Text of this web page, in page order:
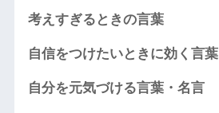
考えすぎるときの言葉
自信をつけたいときに効く言葉
自分を元気づける言葉・名言